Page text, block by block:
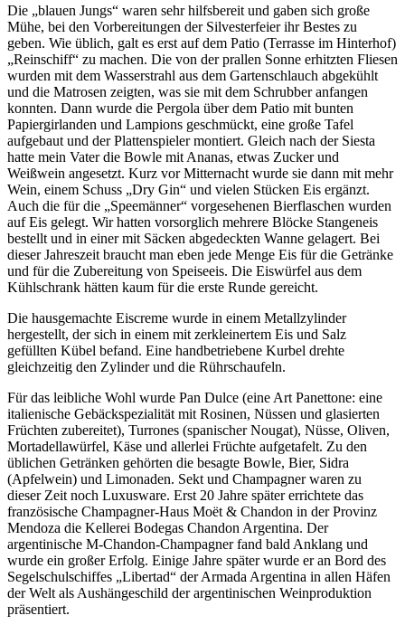
Die
blauen Jungs
waren sehr hilfsbereit und gaben sich große
Mühe, bei den Vorbereitungen der Silvesterfeier ihr Bestes zu
geben. Wie üblich, galt es erst auf dem Patio (Terrasse im Hinterhof)
Reinschiff
zu machen. Die von der prallen Sonne erhitzten Fliesen
wurden mit dem Wasserstrahl aus dem Gartenschlauch abgekühlt
und die Matrosen zeigten, was sie mit dem Schrubber anfangen
konnten. Dann wurde die Pergola über dem Patio mit bunten
Papiergirlanden und Lampions geschmückt, eine große Tafel
aufgebaut und der Plattenspieler montiert. Gleich nach der Siesta
hatte mein Vater die Bowle mit Ananas, etwas Zucker und
Weißwein angesetzt. Kurz vor Mitternacht wurde sie dann mit mehr
Wein, einem Schuss
Dry Gin
und vielen Stücken Eis ergänzt.
Auch die für die
Speemänner
vorgesehenen Bierflaschen wurden
auf Eis gelegt. Wir hatten vorsorglich mehrere Blöcke Stangeneis
bestellt und in einer mit Säcken abgedeckten Wanne gelagert. Bei
dieser Jahreszeit braucht man eben jede Menge Eis für die Getränke
und für die Zubereitung von Speiseeis. Die Eiswürfel aus dem
Kühlschrank hätten kaum für die erste Runde gereicht.
Die hausgemachte Eiscreme wurde in einem Metallzylinder
hergestellt, der sich in einem mit zerkleinertem Eis und Salz
gefüllten Kübel befand. Eine handbetriebene Kurbel drehte
gleichzeitig den Zylinder und die Rührschaufeln.
Für das leibliche Wohl wurde Pan Dulce (eine Art Panettone: eine
italienische Gebäckspezialität mit Rosinen, Nüssen und glasierten
Früchten zubereitet), Turrones (spanischer Nougat), Nüsse, Oliven,
Mortadellawürfel, Käse und allerlei Früchte aufgetafelt. Zu den
üblichen Getränken gehörten die besagte Bowle, Bier, Sidra
(Apfelwein) und Limonaden. Sekt und Champagner waren zu
dieser Zeit noch Luxusware. Erst 20 Jahre später errichtete das
französische Champagner-Haus Moët & Chandon in der Provinz
Mendoza die Kellerei Bodegas Chandon Argentina. Der
argentinische M-Chandon-Champagner fand bald Anklang und
wurde ein großer Erfolg. Einige Jahre später wurde er an Bord des
Segelschulschiffes
Libertad
der Armada Argentina in allen Häfen
der Welt als Aushängeschild der argentinischen Weinproduktion
präsentiert.